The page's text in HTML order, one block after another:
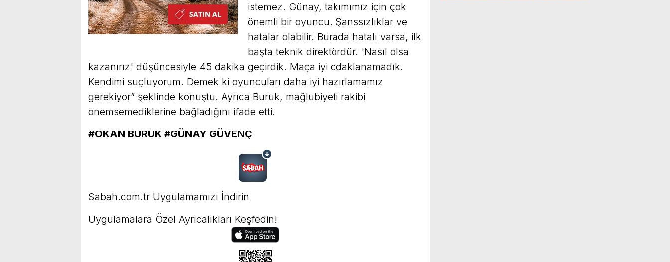
istemez. Günay, takımımız için çok
önemli bir oyuncu. Şanssızlıklar ve
hatalar olabilir. Burada hatalı varsa, ilk
başta teknik direktördür. 'Nasıl olsa
kazanırız' düşüncesiyle 45 dakika geçirdik. Maça iyi odaklanamadık.
Kendimi suçluyorum. Demek ki oyuncuları daha iyi hazırlamamız
gerekiyor” şeklinde konuştu. Ayrıca Buruk, mağlubiyeti rakibi
önemsemediklerine bağladığını ifade etti.
#OKAN BURUK #GÜNAY GÜVENÇ
Sabah.com.tr Uygulamamızı İndirin
Uygulamalara Özel Ayrıcalıkları Keşfedin!